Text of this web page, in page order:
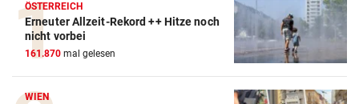
ÖSTERREICH
Erneuter Allzeit-Rekord ++ Hitze noch
nicht vorbei
161.870 mal gelesen
WIEN